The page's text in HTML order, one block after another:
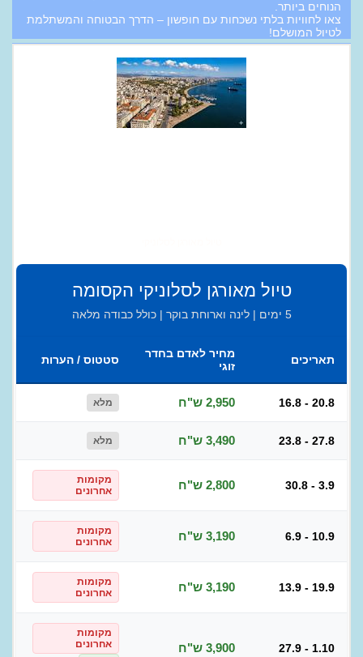
הנוחים ביותר.
צאו לחוויות בלתי נשכחות עם חופשון – הדרך הבטוחה והמשתלמת
לטיול המושלם!
טיול מאורגן לסלוניקי הקסומה
5 ימים | לינה וארוחת בוקר | כולל כבודה מלאה
תאריכים
מחיר לאדם בחדר
זוגי
סטטוס / הערות
16.8 - 20.8 2,950 ש"ח מלא
23.8 - 27.8 3,490 ש"ח מלא
30.8 - 3.9 2,800 ש"ח
מקומות
אחרונים
6.9 - 10.9 3,190 ש"ח
מקומות
אחרונים
13.9 - 19.9 3,190 ש"ח
מקומות
אחרונים
27.9 - 1.10 3,900 ש"ח
מקומות
אחרונים